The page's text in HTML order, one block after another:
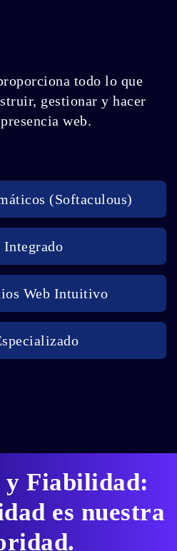
todo lo que
gestionar y hacer
web.
(Softaculous)
Web Intuitivo
y Fiabilidad:
es nuestra